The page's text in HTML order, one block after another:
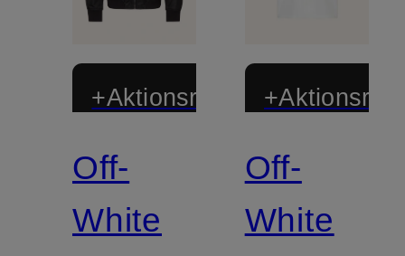
+Aktionsrabatt
Off-
White
Off-
White